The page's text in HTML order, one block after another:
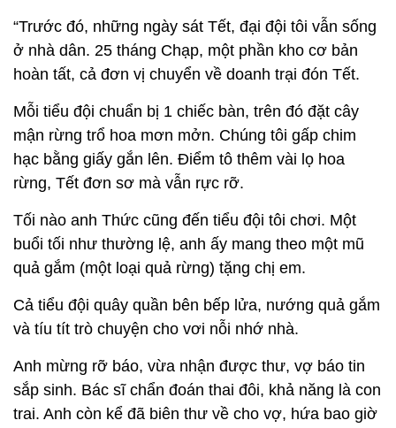
“Trước đó, những ngày sát Tết, đại đội tôi vẫn sống
ở nhà dân. 25 tháng Chạp, một phần kho cơ bản
hoàn tất, cả đơn vị chuyển về doanh trại đón Tết.
Mỗi tiểu đội chuẩn bị 1 chiếc bàn, trên đó đặt cây
mận rừng trổ hoa mơn mởn. Chúng tôi gấp chim
hạc bằng giấy gắn lên. Điểm tô thêm vài lọ hoa
rừng, Tết đơn sơ mà vẫn rực rỡ.
Tối nào anh Thức cũng đến tiểu đội tôi chơi. Một
buổi tối như thường lệ, anh ấy mang theo một mũ
quả gắm (một loại quả rừng) tặng chị em.
Cả tiểu đội quây quần bên bếp lửa, nướng quả gắm
và tíu tít trò chuyện cho vơi nỗi nhớ nhà.
Anh mừng rỡ báo, vừa nhận được thư, vợ báo tin
sắp sinh. Bác sĩ chẩn đoán thai đôi, khả năng là con
trai. Anh còn kể đã biên thư về cho vợ, hứa bao giờ